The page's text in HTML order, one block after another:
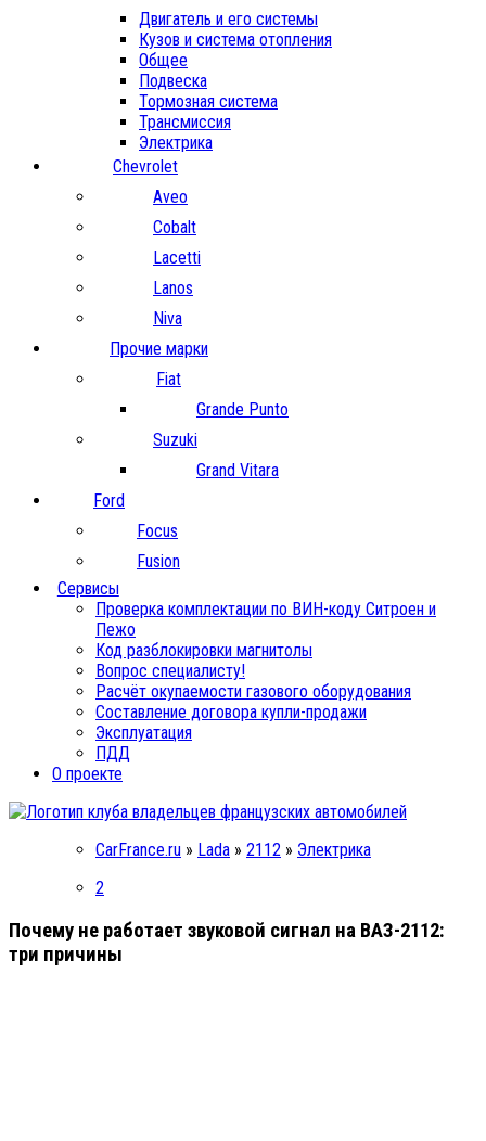
Двигатель и его системы
Кузов и система отопления
Общее
Подвеска
Тормозная система
Трансмиссия
Электрика
Chevrolet
Aveo
Cobalt
Lacetti
Lanos
Niva
Прочие марки
Fiat
Grande Punto
Suzuki
Grand Vitara
Ford
Focus
Fusion
Сервисы
Проверка комплектации по ВИН-коду Ситроен и
Пежо
Код разблокировки магнитолы
Вопрос специалисту!
Расчёт окупаемости газового оборудования
Составление договора купли-продажи
Эксплуатация
ПДД
О проекте
CarFrance.ru » Lada » 2112 » Электрика
2
Почему не работает звуковой сигнал на ВАЗ-2112:
три причины